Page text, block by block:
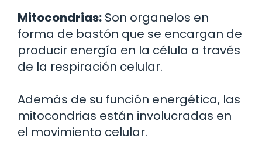
Mitocondrias: Son organelos en
forma de bastón que se encargan de
producir energía en la célula a través
de la respiración celular.
Además de su función energética, las
mitocondrias están involucradas en
el movimiento celular.